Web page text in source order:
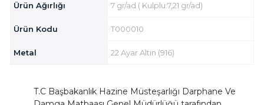
Ürün Ağırlığı 7 gr/ad ( Kulplu:7,21 gr/ad)
Ürün Kodu T000010
Metal 22 Ayar Altın (916)
T.C Başbakanlık Hazine Müsteşarlığı Darphane Ve